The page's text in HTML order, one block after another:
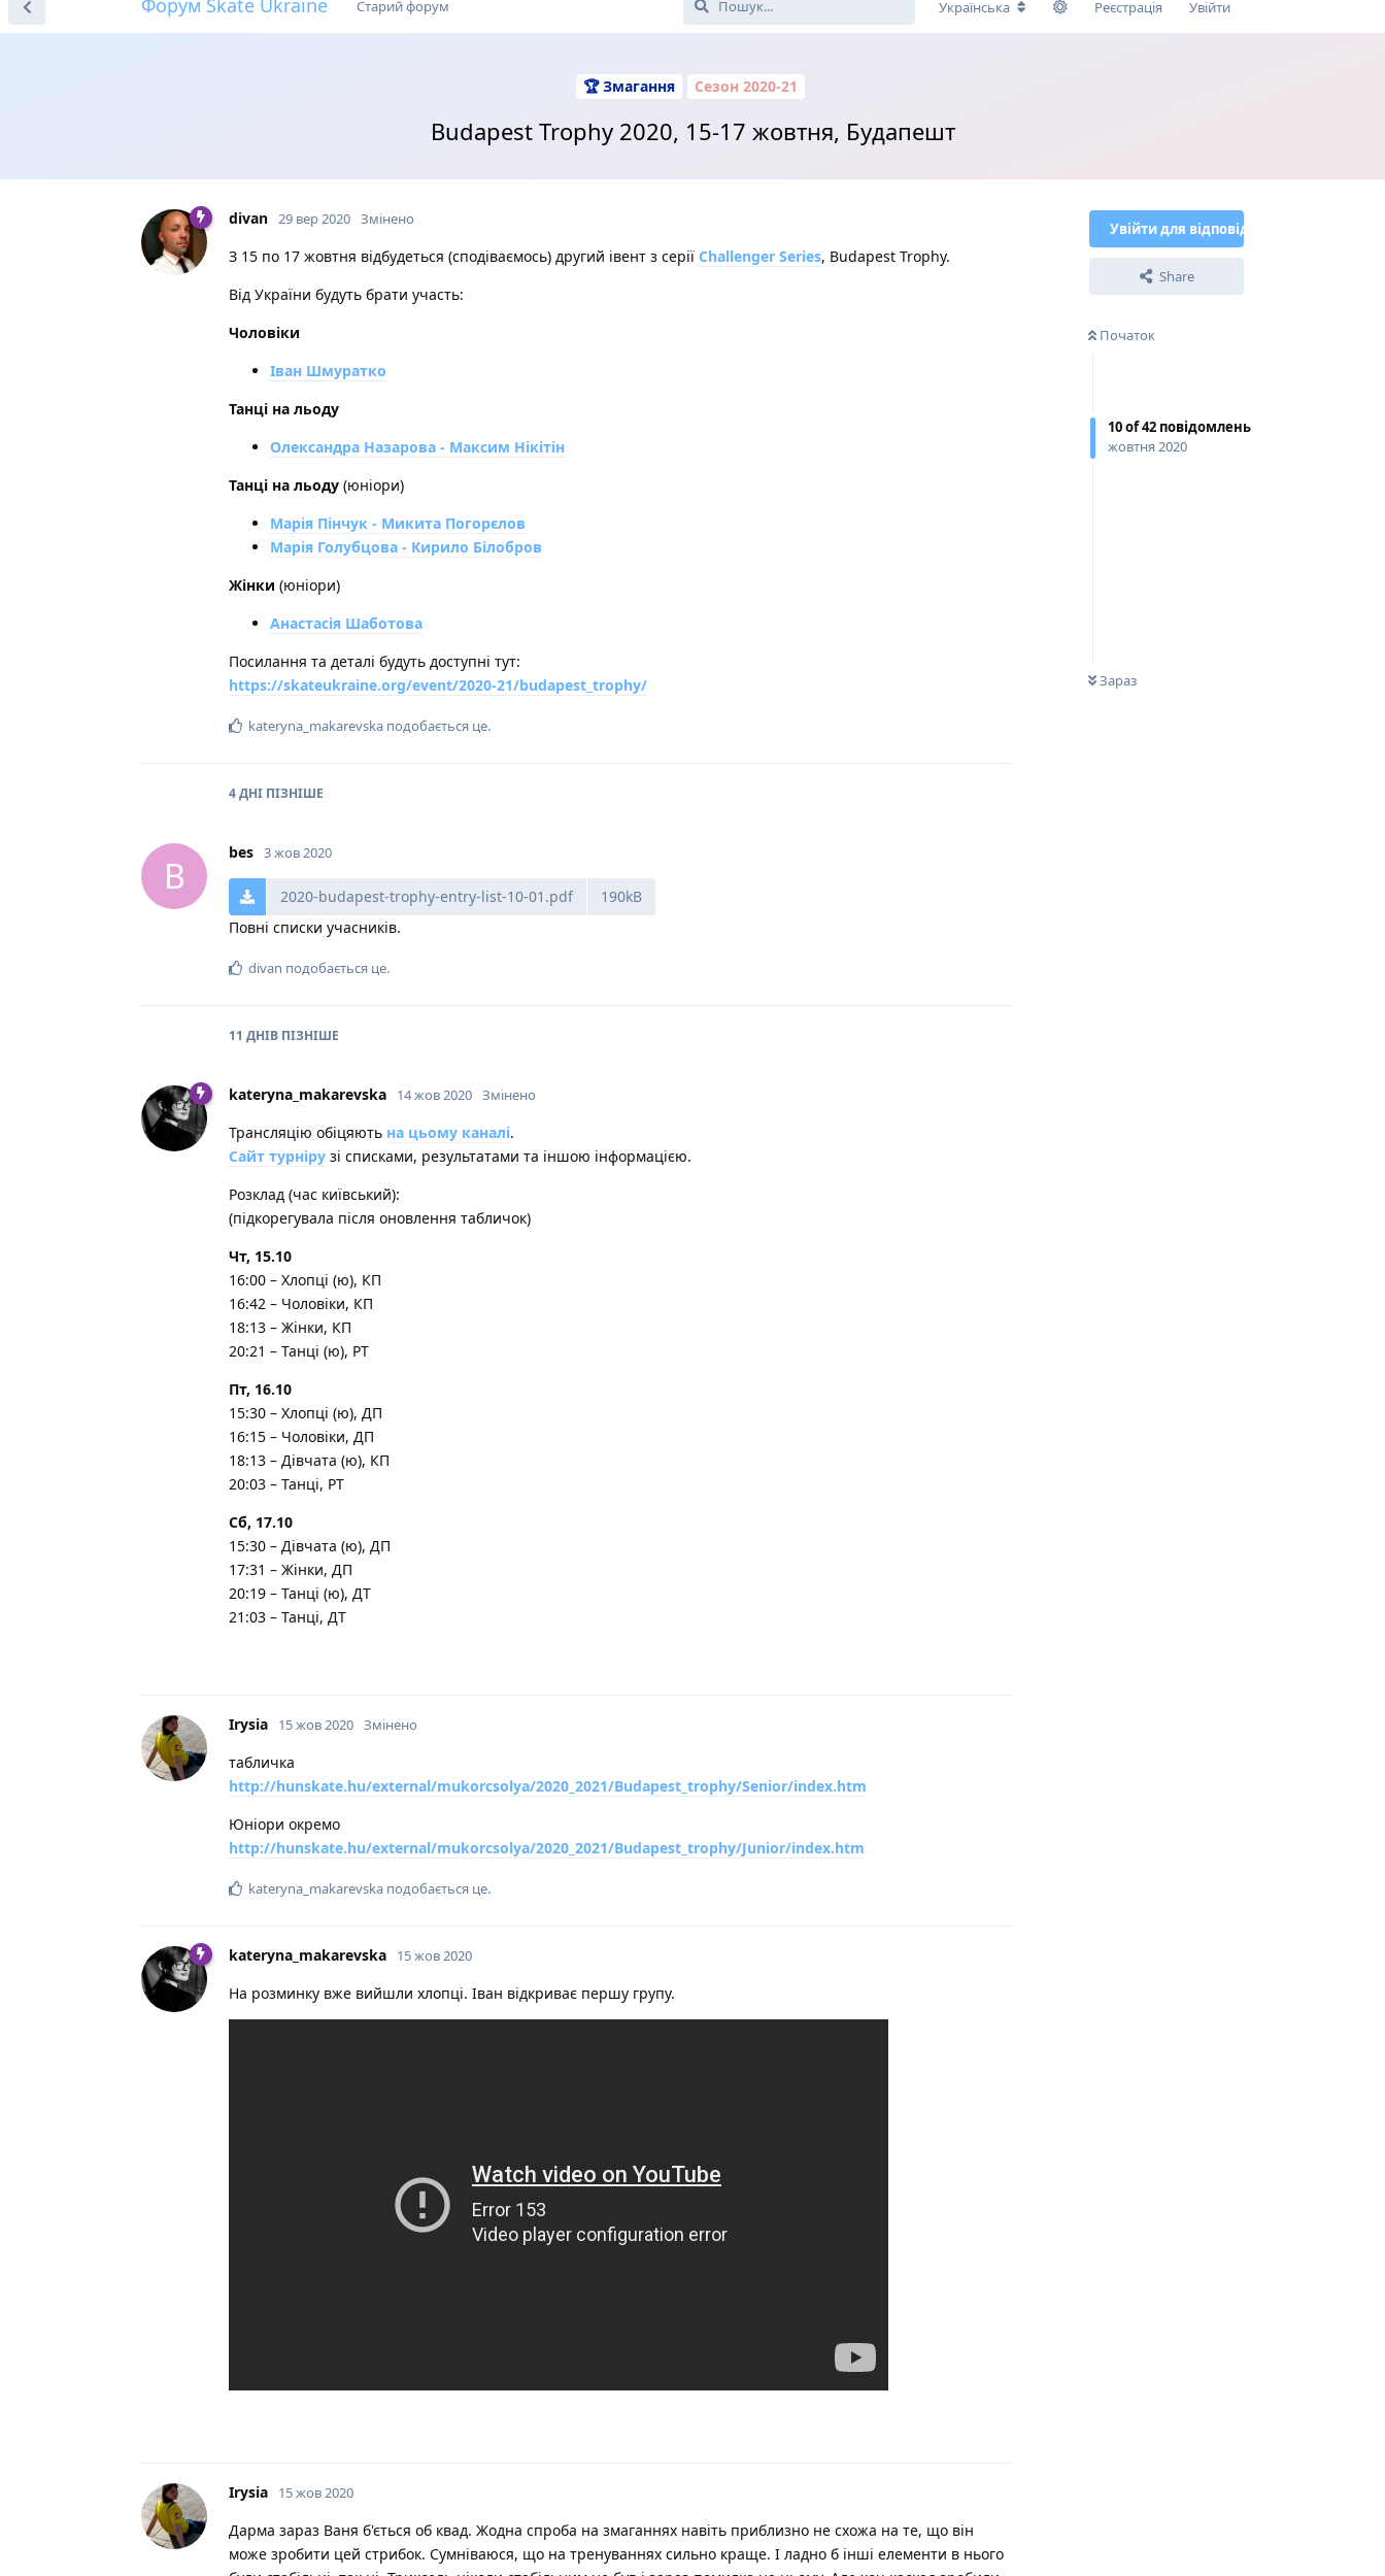
Форум Skate Ukraine Старий форум Українська Реєстрація Увійти
🏆 Змагання Сезон 2020-21
Budapest Trophy 2020, 15-17 жовтня, Будапешт
Увійти для відповіді
Share
Початок
10of42 повідомлень
жовтня 2020
Зараз
divan 29 вер 2020 Змінено
З 15 по 17 жовтня відбудеться (сподіваємось) другий івент з серії Challenger Series, Budapest Trophy.
Від України будуть брати участь:
Чоловіки
Іван Шмуратко
Танці на льоду
Олександра Назарова - Максим Нікітін
Танці на льоду (юніори)
Марія Пінчук - Микита Погорєлов
Марія Голубцова - Кирило Білобров
Жінки (юніори)
Анастасія Шаботова
Посилання та деталі будуть доступні тут:
https://skateukraine.org/event/2020-21/budapest_trophy/
kateryna_makarevska подобається це.
4 ДНІ ПІЗНІШЕ
B
bes 3 жов 2020
2020-budapest-trophy-entry-list-10-01.pdf
190kB
Повні списки учасників.
divan подобається це.
11 ДНІВ ПІЗНІШЕ
kateryna_makarevska 14 жов 2020 Змінено
Трансляцію обіцяють на цьому каналі.
Сайт турніру зі списками, результатами та іншою інформацією.
Розклад (час київський):
(підкорегувала після оновлення табличок)
Чт, 15.10
16:00 – Хлопці (ю), КП
16:42 – Чоловіки, КП
18:13 – Жінки, КП
20:21 – Танці (ю), РТ
Пт, 16.10
15:30 – Хлопці (ю), ДП
16:15 – Чоловіки, ДП
18:13 – Дівчата (ю), КП
20:03 – Танці, РТ
Сб, 17.10
15:30 – Дівчата (ю), ДП
17:31 – Жінки, ДП
20:19 – Танці (ю), ДТ
21:03 – Танці, ДТ
Irysia 15 жов 2020 Змінено
табличка
http://hunskate.hu/external/mukorcsolya/2020_2021/Budapest_trophy/Senior/index.htm
Юніори окремо
http://hunskate.hu/external/mukorcsolya/2020_2021/Budapest_trophy/Junior/index.htm
kateryna_makarevska подобається це.
kateryna_makarevska 15 жов 2020
На розминку вже вийшли хлопці. Іван відкриває першу групу.
Irysia 15 жов 2020
Дарма зараз Ваня б'ється об квад. Жодна спроба на змаганнях навіть приблизно не схожа на те, що він
може зробити цей стрибок. Сумніваюся, що на тренуваннях сильно краще. І ладно б інші елементи в нього